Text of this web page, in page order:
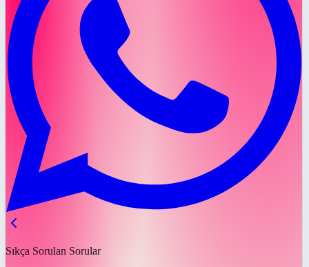
Sıkça Sorulan Sorular